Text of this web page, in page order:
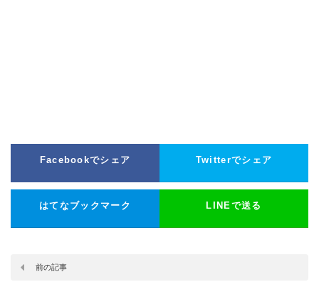
Facebookでシェア Twitterでシェア
はてなブックマーク LINEで送る
前の記事